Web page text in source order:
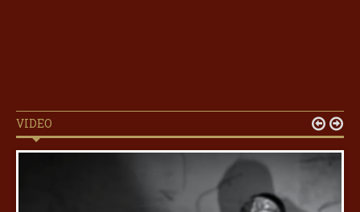
VIDEO  